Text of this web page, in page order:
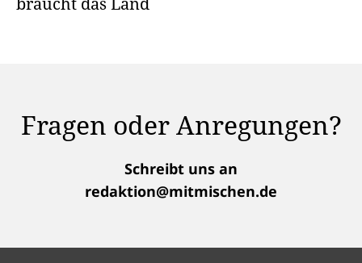
Fragen oder Anregungen?
Schreibt uns an
redaktion@mitmischen.de